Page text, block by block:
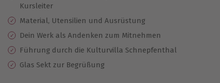
Kursleiter
Material, Utensilien und Ausrüstung
Dein Werk als Andenken zum Mitnehmen
Führung durch die Kulturvilla Schnepfenthal
Glas Sekt zur Begrüßung